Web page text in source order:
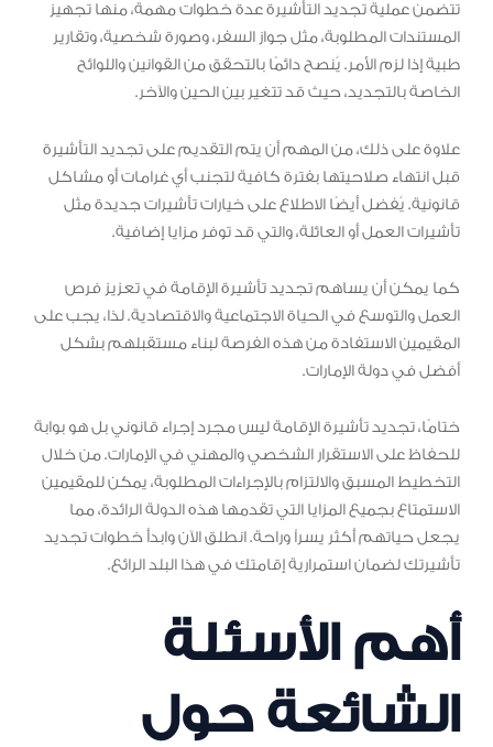
تتضمن عملية تجديد التأشيرة عدة خطوات مهمة، منها تجهيز
المستندات المطلوبة، مثل جواز السفر، وصورة شخصية، وتقارير
طبية إذا لزم الأمر. يُنصح دائمًا بالتحقق من القوانين واللوائح
الخاصة بالتجديد، حيث قد تتغير بين الحين والآخر.
علاوة على ذلك، من المهم أن يتم التقديم على تجديد التأشيرة
قبل انتهاء صلاحيتها بفترة كافية لتجنب أي غرامات أو مشاكل
قانونية. يُفضل أيضًا الاطلاع على خيارات تأشيرات جديدة مثل
تأشيرات العمل أو العائلة، والتي قد توفر مزايا إضافية.
كما يمكن أن يساهم تجديد تأشيرة الإقامة في تعزيز فرص
العمل والتوسع في الحياة الاجتماعية والاقتصادية. لذا، يجب على
المقيمين الاستفادة من هذه الفرصة لبناء مستقبلهم بشكل
أفضل في دولة الإمارات.
ختامًا، تجديد تأشيرة الإقامة ليس مجرد إجراء قانوني بل هو بوابة
للحفاظ على الاستقرار الشخصي والمهني في الإمارات. من خلال
التخطيط المسبق والالتزام بالإجراءات المطلوبة، يمكن للمقيمين
الاستمتاع بجميع المزايا التي تقدمها هذه الدولة الرائدة، مما
يجعل حياتهم أكثر يسراً وراحة. انطلق الآن وابدأ خطوات تجديد
تأشيرتك لضمان استمرارية إقامتك في هذا البلد الرائع.
أهم الأسئلة
الشائعة حول